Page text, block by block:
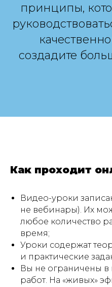
принципы,
создадите
Как проходит
Видео-уроки
не вебинары). Их
любое количество
время;
Уроки содержат
и практические
Вы не ограничены в
работ. На «живых»